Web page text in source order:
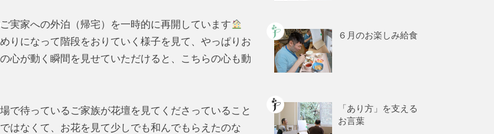
実家への外泊（帰宅）を一時的に再開しています
りになって階段をおりていく様子を見て、やっぱりお
心が動く瞬間を見せていただけると、こちらの心も動
待っているご家族が花壇を見てくださっていること
はなくて、お花を見て少しでも和んでもらえたのな
６月のお楽しみ給食
「あり方」を支える
お言葉